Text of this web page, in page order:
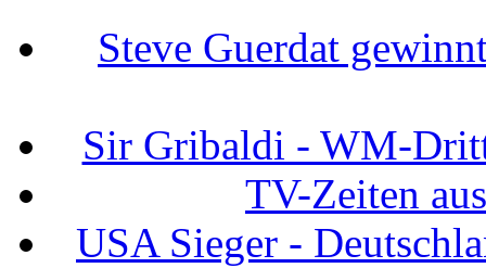
Steve Guerdat
Sir Gribaldi - WM-
TV-Zeiten
USA Sieger -